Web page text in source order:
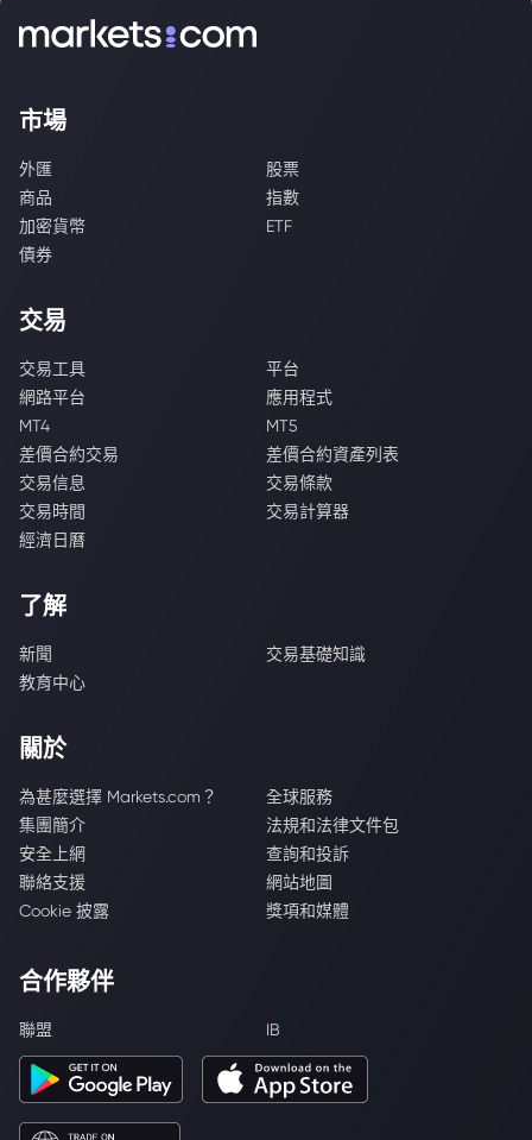
市場
外匯
股票
商品
指數
加密貨幣
ETF
債券
交易
交易工具
平台
網路平台
應用程式
MT4
MT5
差價合約交易
差價合約資產列表
交易信息
交易條款
交易時間
交易計算器
經濟日曆
了解
新聞
交易基礎知識
教育中心
關於
為甚麼選擇 Markets.com？
全球服務
集團簡介
法規和法律文件包
安全上網
查詢和投訴
聯絡支援
網站地圖
Cookie 披露
獎項和媒體
合作夥伴
聯盟 IB